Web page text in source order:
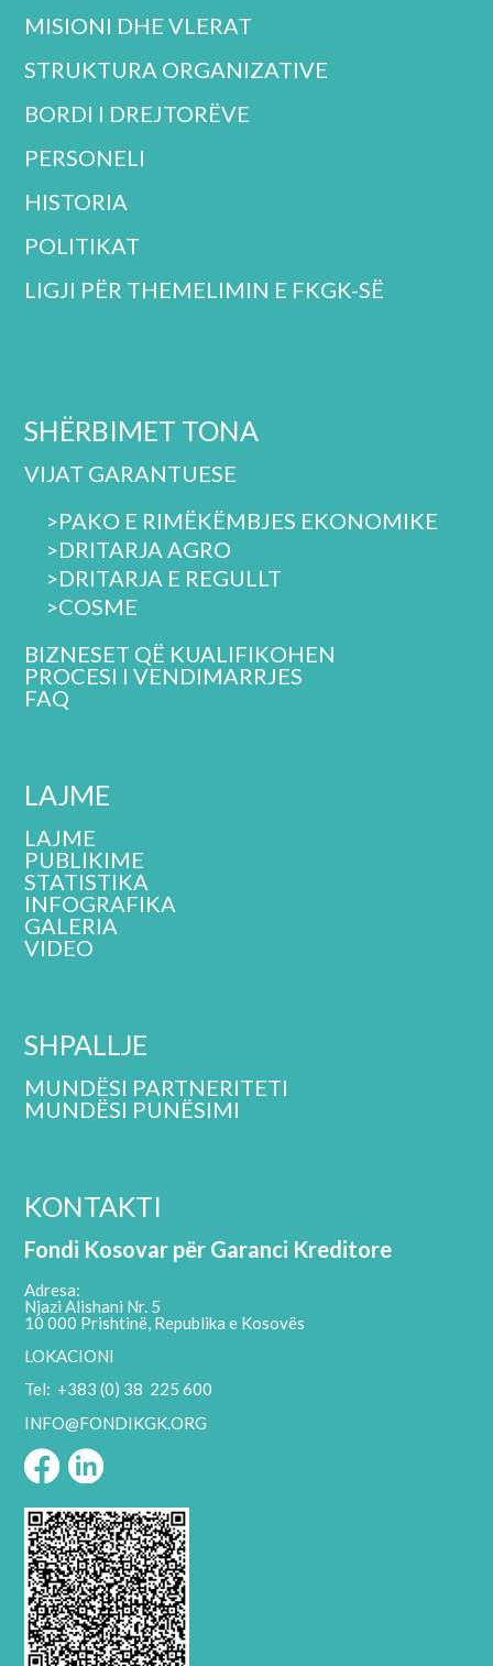
MISIONI DHE VLERAT
STRUKTURA ORGANIZATIVE
BORDI I DREJTORËVE
PERSONELI
HISTORIA
POLITIKAT
LIGJI PËR THEMELIMIN E FKGK-SË
SHËRBIMET TONA
VIJAT GARANTUESE
>PAKO E RIMËKËMBJES EKONOMIKE
>DRITARJA AGRO
>DRITARJA E REGULLT
>COSME
BIZNESET QË KUALIFIKOHEN
PROCESI I VENDIMARRJES
FAQ
LAJME
LAJME
PUBLIKIME
STATISTIKA
INFOGRAFIKA
GALERIA
VIDEO
SHPALLJE
MUNDËSI PARTNERITETI
MUNDËSI PUNËSIMI
KONTAKTI
Fondi Kosovar për Garanci Kreditore
Adresa:
Njazi Alishani Nr. 5
10 000 Prishtinë, Republika e Kosovës
LOKACIONI
Tel: +383 (0) 38 225 600
INFO@FONDIKGK.ORG